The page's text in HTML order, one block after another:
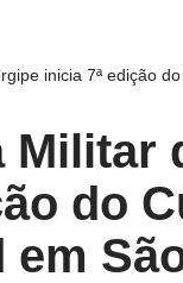
inicia 7ª edição
Militar
do
em